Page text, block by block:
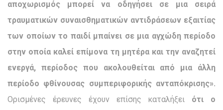
αποχωρισμός μπορεί να οδηγήσει σε μια σειρά
τραυματικών συναισθηματικών αντιδράσεων εξαιτίας
των οποίων το παιδί μπαίνει σε μια αγχώδη περίοδο
στην οποία καλεί επίμονα τη μητέρα και την αναζητεί
ενεργά, περίοδος που ακολουθείται από μια άλλη
περίοδο φθίνουσας συμπεριφορικής ανταπόκρισης».
Ορισμένες έρευνες έχουν επίσης καταλήξει ότι ο